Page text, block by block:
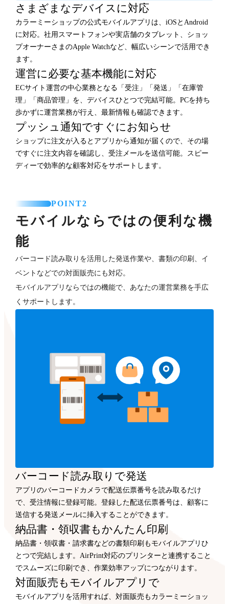
さまざまなデバイスに対応
カラーミーショップの公式モバイルアプリは、iOSとAndroid
に対応。社用スマートフォンや実店舗のタブレット、ショッ
プオーナーさまのApple Watchなど、幅広いシーンで活用でき
ます。
運営に必要な基本機能に対応
ECサイト運営の中心業務となる「受注」「発送」「在庫管
理」「商品管理」を、デバイスひとつで完結可能。PCを持ち
歩かずに運営業務が行え、最新情報も確認できます。
プッシュ通知ですぐにお知らせ
ショップに注文が入るとアプリから通知が届くので、その場
ですぐに注文内容を確認し、受注メールを送信可能。スピー
ディーで効率的な顧客対応をサポートします。
POINT2
モバイルならではの便利な機
能
バーコード読み取りを活用した発送作業や、書類の印刷、イ
ベントなどでの対面販売にも対応。
モバイルアプリならではの機能で、あなたの運営業務を手広
くサポートします。
バーコード読み取りで発送
アプリのバーコードカメラで配送伝票番号を読み取るだけ
で、受注情報に登録可能。登録した配送伝票番号は、顧客に
送信する発送メールに挿入することができます。
納品書・領収書もかんたん印刷
納品書・領収書・請求書などの書類印刷もモバイルアプリひ
とつで完結します。AirPrint対応のプリンターと連携すること
でスムーズに印刷でき、作業効率アップにつながります。
対面販売もモバイルアプリで
モバイルアプリを活用すれば、対面販売もカラーミーショッ